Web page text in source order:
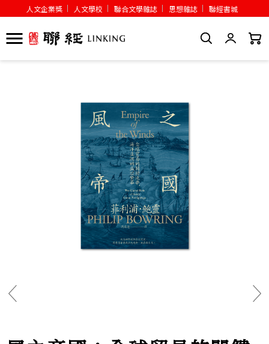
人文企業獎 人文學校 聯合文學雜誌 思想雜誌 聯經書城